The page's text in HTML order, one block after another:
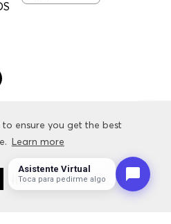
to ensure you get the best
Learn more
Cookie Preferences
to ensure you get the best
Learn more
Cookie Preferences
AL CARRITO
Asistente Virtual
Toca para pedirme algo